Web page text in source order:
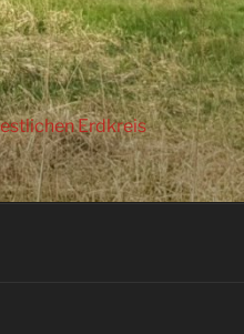
Erdkreis